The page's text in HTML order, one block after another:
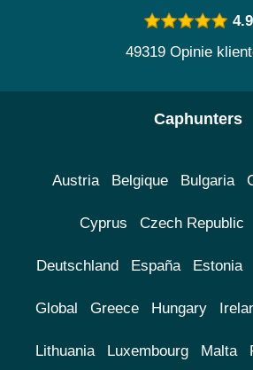
4.9
49319 Opinie
Caphunters
Austria Belgique Bulgaria
Cyprus Czech Republic
Deutschland España Estonia
Global Greece Hungary
Lithuania Luxembourg Malta